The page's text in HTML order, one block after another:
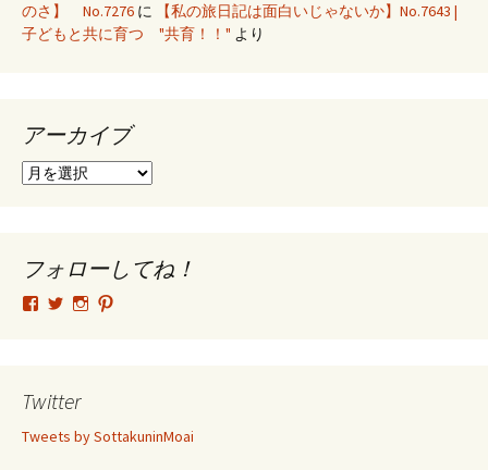
のさ】 No.7276 に
【私の旅日記は面白いじゃないか】No.7643 |
子どもと共に育つ "共育！！" より
アーカイブ
ア
ブ
フォローしてね！
tsutomu.hattori.33
フ
ー
SottakuninMoai
フ
ー
tsutomu.hattori.33
ー ー
Twitter
Tweets by SottakuninMoai